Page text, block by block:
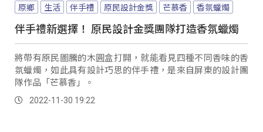
原鄉 生活 伴手禮 原民設計金獎 芒慕香 香氛蠟燭
伴手禮新選擇！ 原民設計金獎團隊打造香氛蠟燭
將帶有原民圖騰的木圓盒打開，就能看見四種不同香味的香
氛蠟燭，如此具有設計巧思的伴手禮，是來自屏東的設計團
隊作品「芒慕香」。
2022-11-30 19:22